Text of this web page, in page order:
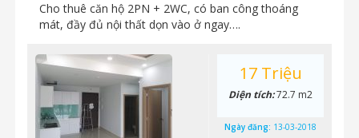
Cho thuê căn hộ 2PN + 2WC, có ban công thoáng
mát, đầy đủ nội thất dọn vào ở ngay….
17 Triệu
Diện tích:72.7 m2
Ngày đăng: 13-03-2018